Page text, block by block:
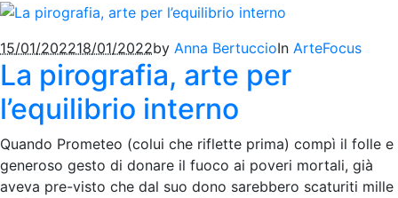
15/01/202218/01/2022by Anna BertuccioIn ArteFocus
La pirografia, arte per
l’equilibrio interno
Quando Prometeo (colui che riflette prima) compì il folle e
generoso gesto di donare il fuoco ai poveri mortali, già
aveva pre-visto che dal suo dono sarebbero scaturiti mille